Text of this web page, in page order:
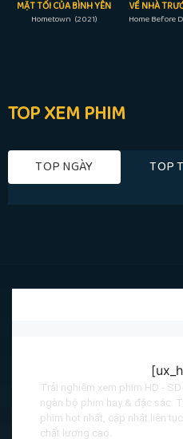
MẶT TỐI CỦA BÌNH YÊN
Hometown (2021)
TOP XEM PHIM
TOP NGÀY TOP